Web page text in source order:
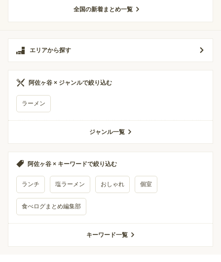
全国の新着まとめ一覧
エリアから探す
阿佐ヶ谷 × ジャンルで絞り込む
ラーメン
ジャンル一覧
阿佐ヶ谷 × キーワードで絞り込む
ランチ 塩ラーメン おしゃれ 個室
食べログまとめ編集部
キーワード一覧